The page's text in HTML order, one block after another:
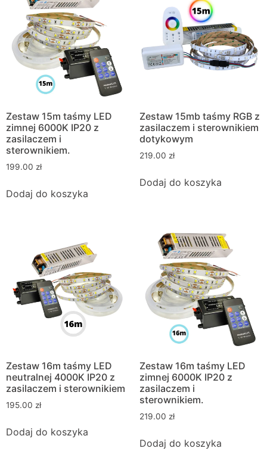
Zestaw 15m taśmy LED
zimnej 6000K IP20 z
zasilaczem i
sterownikiem.
199.00 zł
Dodaj do koszyka
Zestaw 15mb taśmy RGB z
zasilaczem i sterownikiem
dotykowym
219.00 zł
Dodaj do koszyka
Zestaw 16m taśmy LED
neutralnej 4000K IP20 z
zasilaczem i sterownikiem
195.00 zł
Dodaj do koszyka
Zestaw 16m taśmy LED
zimnej 6000K IP20 z
zasilaczem i
sterownikiem.
219.00 zł
Dodaj do koszyka